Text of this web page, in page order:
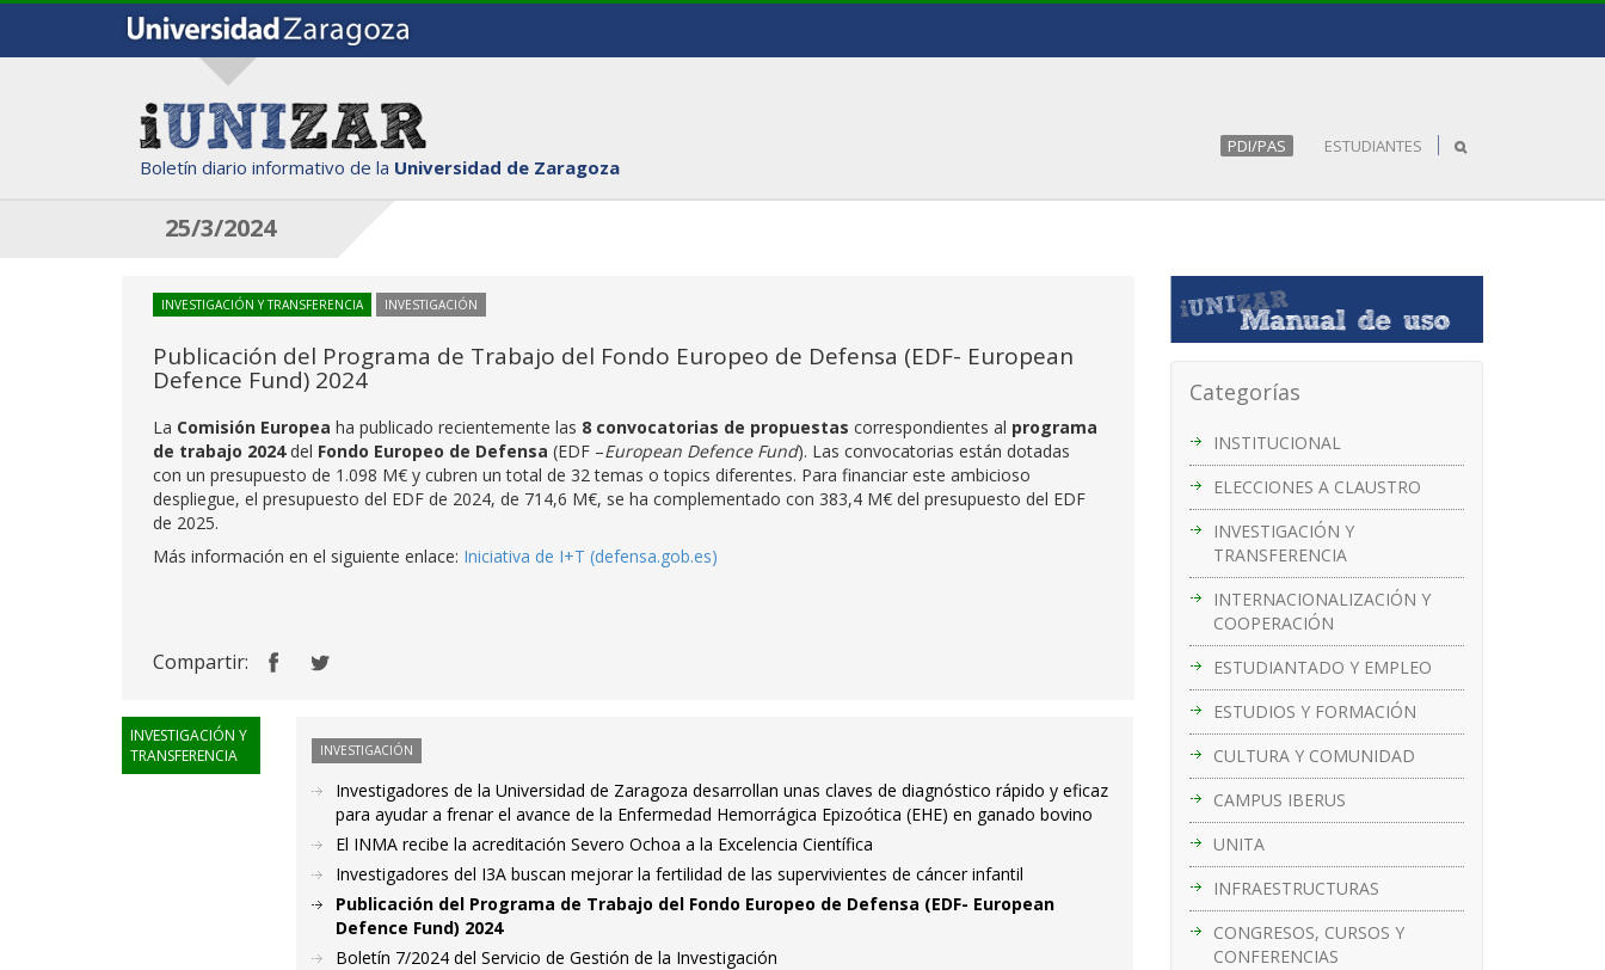
Boletín diario informativo de la Universidad de Zaragoza
PDI/PAS ESTUDIANTES
25/3/2024
Categorías
INSTITUCIONAL
ELECCIONES A CLAUSTRO
INVESTIGACIÓN Y
TRANSFERENCIA
INTERNACIONALIZACIÓN Y
COOPERACIÓN
ESTUDIANTADO Y EMPLEO
ESTUDIOS Y FORMACIÓN
CULTURA Y COMUNIDAD
CAMPUS IBERUS
UNITA
INFRAESTRUCTURAS
CONGRESOS, CURSOS Y
CONFERENCIAS
INVESTIGACIÓN Y TRANSFERENCIA INVESTIGACIÓN
Publicación del Programa de Trabajo del Fondo Europeo de Defensa (EDF- European
Defence Fund) 2024
La Comisión Europea ha publicado recientemente las 8 convocatorias de propuestas correspondientes al programa
de trabajo 2024del Fondo Europeo de Defensa (EDF –European Defence Fund). Las convocatorias están dotadas
con un presupuesto de 1.098 M€ y cubren un total de 32 temas o topics diferentes. Para financiar este ambicioso
despliegue, el presupuesto del EDF de 2024, de 714,6 M€, se ha complementado con 383,4 M€ del presupuesto del EDF
de 2025.
Más información en el siguiente enlace: Iniciativa de I+T (defensa.gob.es)
Compartir:
INVESTIGACIÓN Y
TRANSFERENCIA
INVESTIGACIÓN
Investigadores de la Universidad de Zaragoza desarrollan unas claves de diagnóstico rápido y eficaz
para ayudar a frenar el avance de la Enfermedad Hemorrágica Epizoótica (EHE) en ganado bovino
El INMA recibe la acreditación Severo Ochoa a la Excelencia Científica
Investigadores del I3A buscan mejorar la fertilidad de las supervivientes de cáncer infantil
Publicación del Programa de Trabajo del Fondo Europeo de Defensa (EDF- European
Defence Fund) 2024
Boletín 7/2024 del Servicio de Gestión de la Investigación